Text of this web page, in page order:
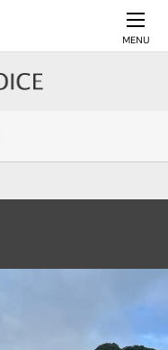
MENU